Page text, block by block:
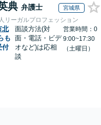
典 弁護士 宮城県
リーガルプロフェッション
北
も
付
面談方法(対
面・電話・ビデ
オなど)は応相
談
営業時間：0
9:00~17:30
（土曜日）